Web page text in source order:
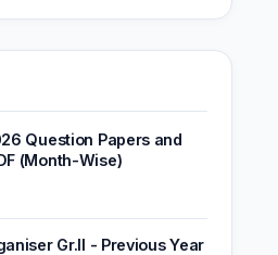
Question Papers and
(Month-Wise)
Gr.II - Previous Year